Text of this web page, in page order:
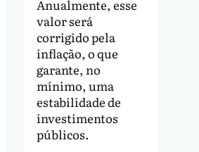
Anualmente, esse
valor será
corrigido pela
inflação, o que
garante, no
mínimo, uma
estabilidade de
investimentos
públicos.